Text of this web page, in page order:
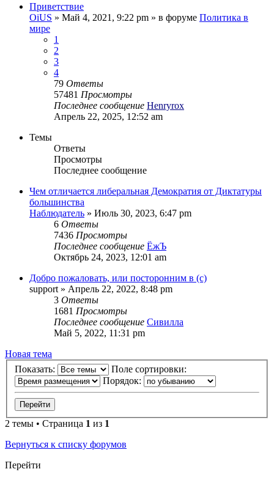
Приветствие
OiUS » Май 4, 2021, 9:22 pm » в форуме Политика в
мире
1
2
3
4
79 Ответы
57481 Просмотры
Последнее сообщение Henryrox
Апрель 22, 2025, 12:52 am
Темы
Ответы
Просмотры
Последнее сообщение
Чем отличается либеральная Демократия от Диктатуры
большинства
Наблюдатель » Июль 30, 2023, 6:47 pm
6 Ответы
7436 Просмотры
Последнее сообщение ЁжЪ
Октябрь 24, 2023, 12:01 am
Добро пожаловать, или посторонним в (с)
support » Апрель 22, 2022, 8:48 pm
3 Ответы
1681 Просмотры
Последнее сообщение Сивилла
Май 5, 2022, 11:31 pm
Новая тема
Показать:
Поле сортировки:
Порядок:
2 темы • Страница 1 из 1
Вернуться к списку форумов
Перейти